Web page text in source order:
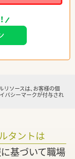
リソースは、お客様の個
バシーマークが付与され
タントは
基づいて職場